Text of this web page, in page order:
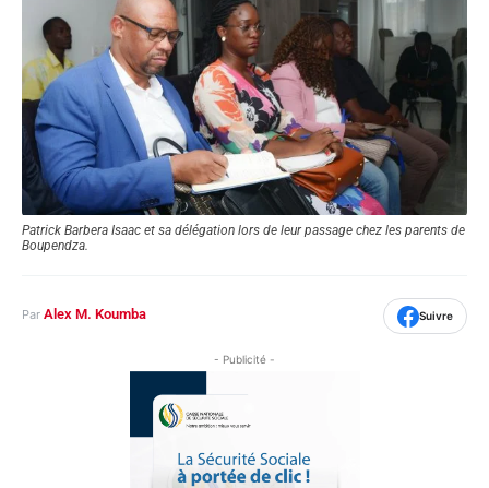
Patrick Barbera Isaac et sa délégation lors de leur passage chez les parents de
Boupendza.
Par Alex M. Koumba Suivre
- Publicité -